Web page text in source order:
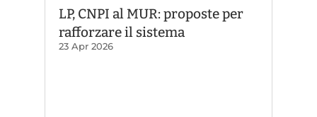
LP, CNPI al MUR: proposte per
rafforzare il sistema
23 Apr 2026